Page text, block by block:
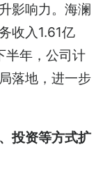
影响力。海澜
收入1.61亿
半年，公司计
落地，进一步
投资等方式扩